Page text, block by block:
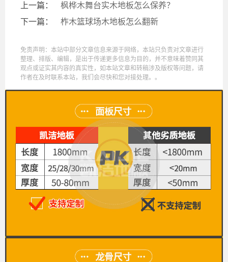
上一篇：
枫桦木舞台实木地板怎么保养？
下一篇：
柞木篮球场木地板怎么翻新
免责声明：本站中部分文章信息来源于网络，本站只负责对文章进行
整理、排版、编辑，是出于传递更多信息为目的，并不意味着赞同其
观点或证实其内容的真实性，如本站文章和转稿涉及版权等问题，请
作者在及时联系本站，我们会尽快和您对接处理。。